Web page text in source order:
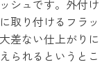
シュです。外付け
取り付けるフラッ
差ない仕上がりに
られるというとこ